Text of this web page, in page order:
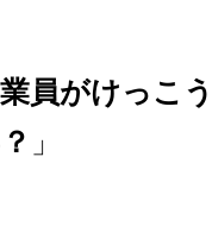
員がけっこ
」